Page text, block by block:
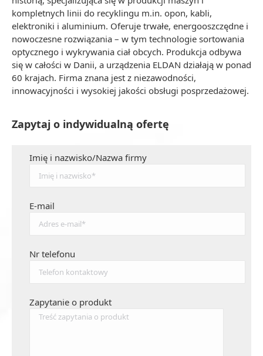
kompletnych linii do recyklingu m.in. opon, kabli,
elektroniki i aluminium. Oferuje trwałe, energooszczędne i
nowoczesne rozwiązania – w tym technologie sortowania
optycznego i wykrywania ciał obcych. Produkcja odbywa
się w całości w Danii, a urządzenia ELDAN działają w ponad
60 krajach. Firma znana jest z niezawodności,
innowacyjności i wysokiej jakości obsługi posprzedażowej.
Zapytaj o indywidualną ofertę
Imię i nazwisko/Nazwa firmy
E-mail
Nr telefonu
Zapytanie o produkt